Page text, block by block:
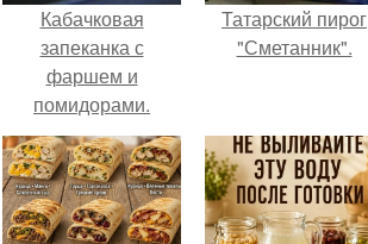
Кабачковая
запеканка с
фаршем и
помидорами.
Татарский пирог
"Сметанник".